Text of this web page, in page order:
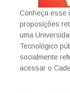
Conheça esse
proposições
uma
Tecnológico
socialmente
acessar o